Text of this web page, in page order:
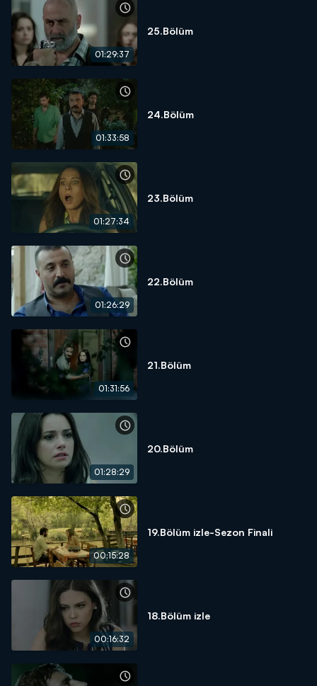
01:29:37
25.Bölüm
01:33:58
24.Bölüm
01:27:34
23.Bölüm
01:26:29
22.Bölüm
01:31:56
21.Bölüm
01:28:29
20.Bölüm
00:15:28
19.Bölüm izle-Sezon Finali
00:16:32
18.Bölüm izle